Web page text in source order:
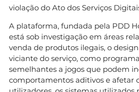
violação do Ato dos Serviços
A plataforma, fundada pela PDD
está sob investigação em áreas
venda de produtos ilegais, o
viciante do serviço, como
semelhantes a jogos que podem
comportamentos aditivos e afetar